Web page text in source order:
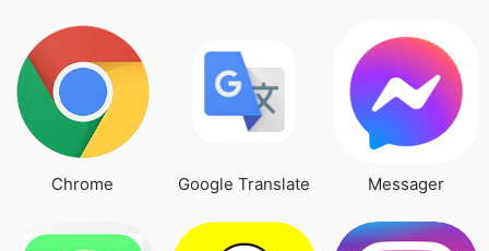
Chrome Google Translate Messager